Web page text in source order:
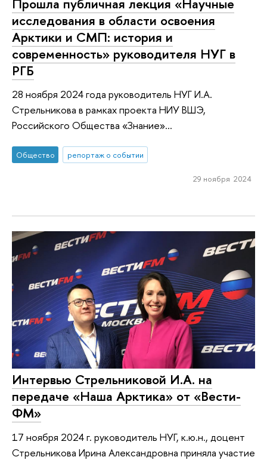
исследования в области освоения
Арктики и СМП: история и
современность» руководителя НУГ в
РГБ
28 ноября 2024 года руководитель НУГ И.А.
Стрельникова в рамках проекта НИУ ВШЭ,
Российского Общества «Знание»...
Общество репортаж о событии
29 ноября 2024
Интервью Стрельниковой И.А. на
передаче «Наша Арктика» от «Вести-
ФМ»
17 ноября 2024 г. руководитель НУГ, к.ю.н., доцент
Стрельникова Ирина Александровна приняла участие